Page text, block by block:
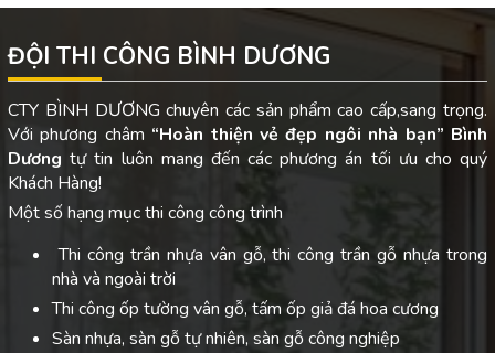
ĐỘI THI CÔNG BÌNH DƯƠNG
CTY BÌNH DƯƠNG chuyên các sản phẩm cao cấp,sang trọng.
Với phương châm “Hoàn thiện vẻ đẹp ngôi nhà bạn” Bình
Dươngtự tin luôn mang đến các phương án tối ưu cho quý
Khách Hàng!
Một số hạng mục thi công công trình
Thi công trần nhựa vân gỗ, thi công trần gỗ nhựa trong
nhà và ngoài trời
Thi công ốp tường vân gỗ, tấm ốp giả đá hoa cương
Sàn nhựa, sàn gỗ tự nhiên, sàn gỗ công nghiệp